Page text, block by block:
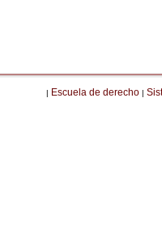
| Escuela de derecho |